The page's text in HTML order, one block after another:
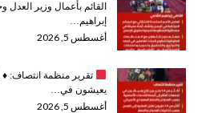
القائم بأعمال وزير
إبراهيم…
أغسطس 5, 2026
تقرير منظمة انتصاف: ♦️
يعيشون في…
أغسطس 5, 2026